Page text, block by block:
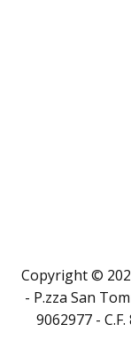
Copyright ©
- P.zza San
9062977 -